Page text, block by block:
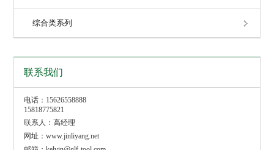
综合类系列
联系我们
电话：15626558888
15818775821
联系人：高经理
网址：www.jinliyang.net